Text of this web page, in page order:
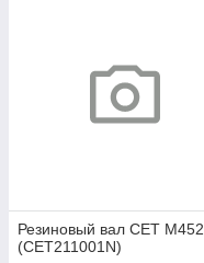
Резиновый вал CET M452
(CET211001N)